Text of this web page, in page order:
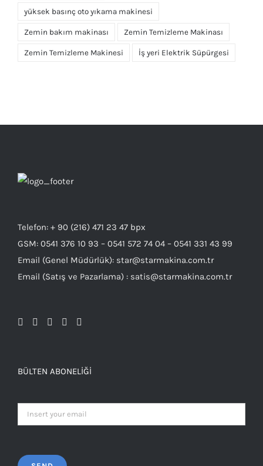
yüksek basınç oto yıkama makinesi
Zemin bakım makinası Zemin Temizleme Makinası
Zemin Temizleme Makinesi İş yeri Elektrik Süpürgesi
Telefon: + 90 (216) 471 23 47 bpx
GSM: 0541 376 10 93 – 0541 572 74 04 – 0541 331 43 99
Email (Genel Müdürlük): star@starmakina.com.tr
Email (Satış ve Pazarlama) : satis@starmakina.com.tr
BÜLTEN ABONELIĞI